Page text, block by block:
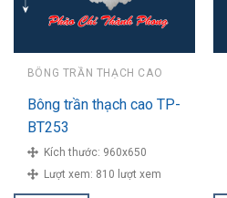
BÔNG TRẦN THẠCH CAO
Bông trần thạch cao TP-
BT253
Kích thước: 960x650
Lượt xem: 810 lượt xem